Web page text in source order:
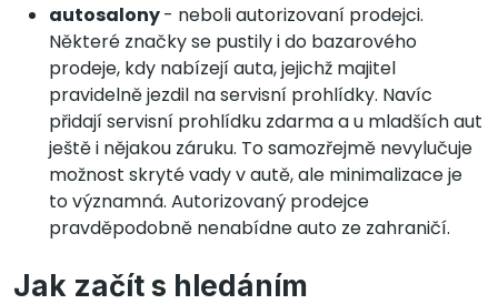
autosalony- neboli autorizovaní prodejci.
Některé značky se pustily i do bazarového
prodeje, kdy nabízejí auta, jejichž majitel
pravidelně jezdil na servisní prohlídky. Navíc
přidají servisní prohlídku zdarma a u mladších aut
ještě i nějakou záruku. To samozřejmě nevylučuje
možnost skryté vady v autě, ale minimalizace je
to významná. Autorizovaný prodejce
pravděpodobně nenabídne auto ze zahraničí.
Jak začít s hledáním